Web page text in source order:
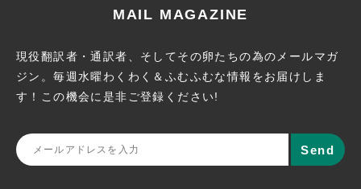
MAIL MAGAZINE
現役翻訳者・通訳者、そしてその卵たちの為のメールマガ
ジン。毎週水曜わくわく＆ふむふむな情報をお届けしま
す！この機会に 是非ご登録ください!